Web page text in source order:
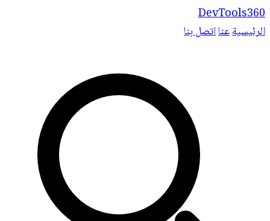
DevTools360
الرئيسيةعنااتصل بنا